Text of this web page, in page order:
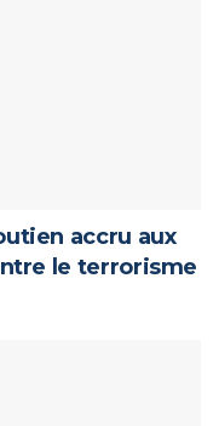
accru aux
le terrorisme